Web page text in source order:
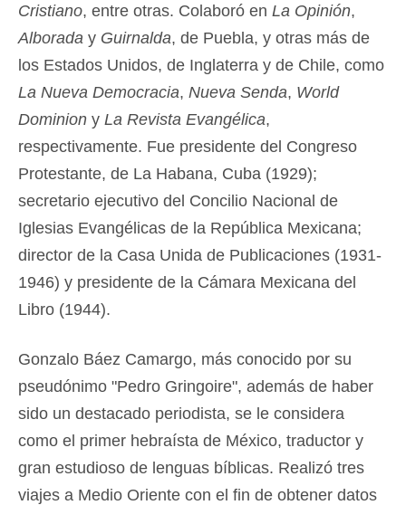
Cristiano, entre otras. Colaboró en La Opinión,
Alborada y Guirnalda, de Puebla, y otras más de
los Estados Unidos, de Inglaterra y de Chile, como
La Nueva Democracia, Nueva Senda, World
Dominion y La Revista Evangélica,
respectivamente. Fue presidente del Congreso
Protestante, de La Habana, Cuba (1929);
secretario ejecutivo del Concilio Nacional de
Iglesias Evangélicas de la República Mexicana;
director de la Casa Unida de Publicaciones (1931-
1946) y presidente de la Cámara Mexicana del
Libro (1944).
Gonzalo Báez Camargo, más conocido por su
pseudónimo "Pedro Gringoire", además de haber
sido un destacado periodista, se le considera
como el primer hebraísta de México, traductor y
gran estudioso de lenguas bíblicas. Realizó tres
viajes a Medio Oriente con el fin de obtener datos